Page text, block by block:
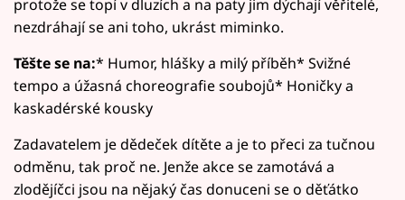
protože se topí v dluzích a na paty jim dýchají věřitelé,
nezdráhají se ani toho, ukrást miminko.
Těšte se na:* Humor, hlášky a milý příběh* Svižné
tempo a úžasná choreografie soubojů* Honičky a
kaskadérské kousky
Zadavatelem je dědeček dítěte a je to přeci za tučnou
odměnu, tak proč ne. Jenže akce se zamotává a
zlodějíčci jsou na nějaký čas donuceni se o děťátko